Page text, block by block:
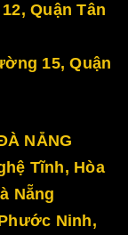
Quận Tân
15, Quận
NẴNG
Tĩnh, Hòa
Nẵng
Ninh,